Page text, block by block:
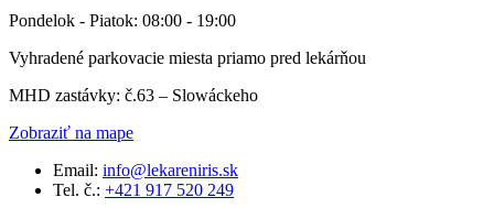
Pondelok - Piatok: 08:00 - 19:00
Vyhradené parkovacie miesta priamo pred lekárňou
MHD zastávky: č.63 – Slowáckeho
Zobraziť na mape
Email: info@lekareniris.sk
Tel. č.: +421 917 520 249